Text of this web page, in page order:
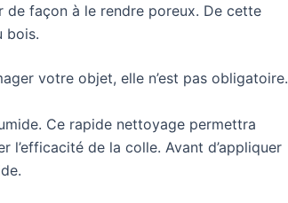
façon à le rendre poreux. De cette
bois.
votre objet, elle n’est pas obligatoire.
Ce rapide nettoyage permettra
l’efficacité de la colle. Avant d’appliquer